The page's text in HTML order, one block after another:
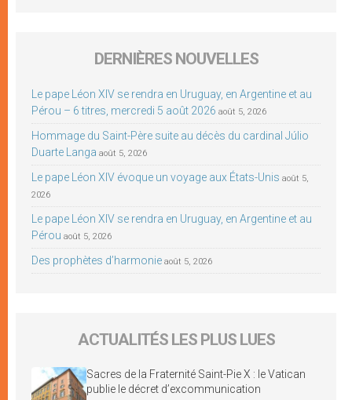
DERNIÈRES NOUVELLES
Le pape Léon XIV se rendra en Uruguay, en Argentine et au
Pérou – 6 titres, mercredi 5 août 2026 août 5, 2026
Hommage du Saint-Père suite au décès du cardinal Júlio
Duarte Langa août 5, 2026
Le pape Léon XIV évoque un voyage aux États-Unis août 5,
2026
Le pape Léon XIV se rendra en Uruguay, en Argentine et au
Pérou août 5, 2026
Des prophètes d’harmonie août 5, 2026
ACTUALITÉS LES PLUS LUES
Sacres de la Fraternité Saint-Pie X : le Vatican
publie le décret d’excommunication